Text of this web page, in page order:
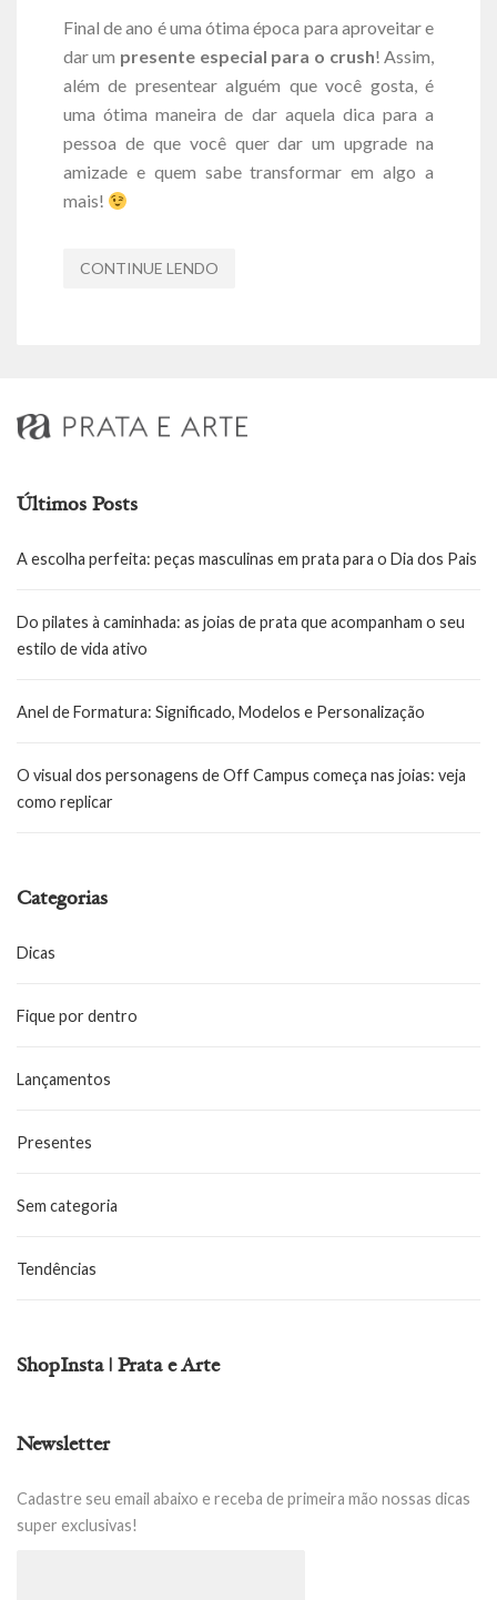
Final de ano é uma ótima época para aproveitar e
dar um presente especial para o crush! Assim,
além de presentear alguém que você gosta, é
uma ótima maneira de dar aquela dica para a
pessoa de que você quer dar um upgrade na
amizade e quem sabe transformar em algo a
mais!
CONTINUE LENDO
Últimos Posts
A escolha perfeita: peças masculinas em prata para o Dia dos Pais
Do pilates à caminhada: as joias de prata que acompanham o seu
estilo de vida ativo
Anel de Formatura: Significado, Modelos e Personalização
O visual dos personagens de Off Campus começa nas joias: veja
como replicar
Categorias
Dicas
Fique por dentro
Lançamentos
Presentes
Sem categoria
Tendências
ShopInsta | Prata e Arte
Newsletter
Cadastre seu email abaixo e receba de primeira mão nossas dicas
super exclusivas!